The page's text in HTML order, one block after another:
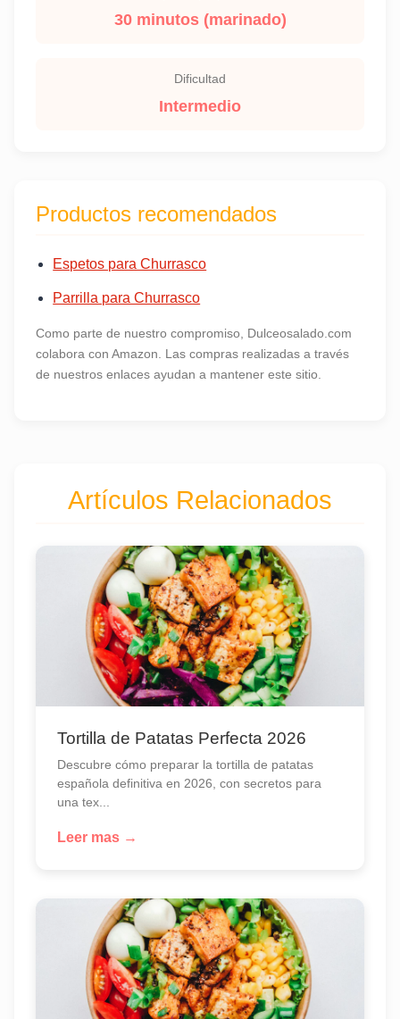
30 minutos (marinado)
Dificultad
Intermedio
Productos recomendados
Espetos para Churrasco
Parrilla para Churrasco
Como parte de nuestro compromiso, Dulceosalado.com
colabora con Amazon. Las compras realizadas a través
de nuestros enlaces ayudan a mantener este sitio.
Artículos Relacionados
Tortilla de Patatas Perfecta 2026
Descubre cómo preparar la tortilla de patatas
española definitiva en 2026, con secretos para
una tex...
Leer mas →